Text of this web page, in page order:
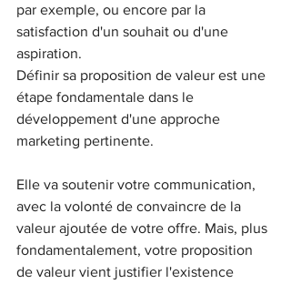
par exemple, ou encore par la
satisfaction d'un souhait ou d'une
aspiration.
Définir sa proposition de valeur est une
étape fondamentale dans le
développement d'une approche
marketing pertinente.
Elle va soutenir votre communication,
avec la volonté de convaincre de la
valeur ajoutée de votre offre. Mais, plus
fondamentalement, votre proposition
de valeur vient justifier l'existence